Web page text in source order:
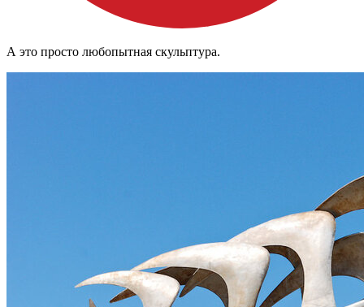
А это просто любопытная скульптура.